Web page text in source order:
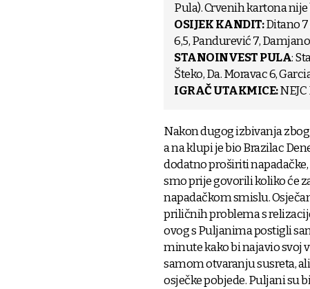
Pula). Crvenih kartona nije
OSIJEK KANDIT:Ditano 7
6,5, Pandurević 7,
STANOINVEST PULA:
Šteko, Da. Moravac 6,
IGRAČ UTAKMICE:
Nakon dugog izbivanja
a na klupi je bio Brazilac
dodatno proširiti
smo prije govorili koliko će
napadačkom smislu.
priličnih problema s
ovog s Puljanima postigli
minute kako bi najavio svoj
samom otvaranju susreta,
osječke pobjede. Puljani su